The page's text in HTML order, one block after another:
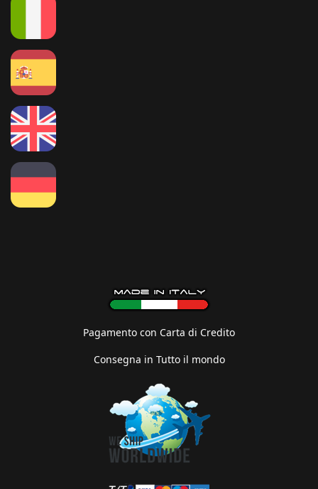
Pagamento con Carta di Credito
Consegna in Tutto il mondo